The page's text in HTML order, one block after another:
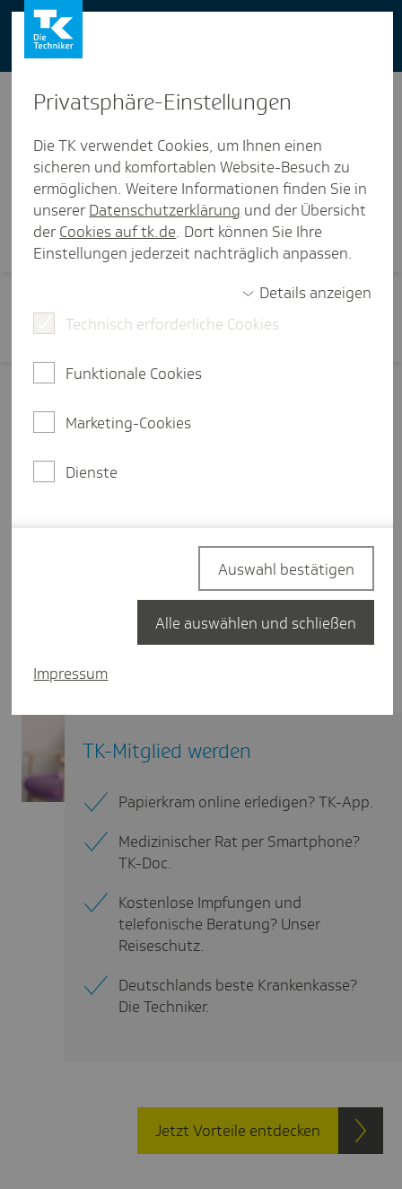
You can also use our website in English -
change to English version
Visi­ten­karte
TK-Mitglied werden
Papierkram online erledigen? TK-App.
Medizinischer Rat per Smartphone?
TK-Doc.
Kostenlose Impfungen und
telefonische Beratung? Unser
Reiseschutz.
Deutschlands beste Krankenkasse?
Die Techniker.
Jetzt Vorteile entdecken
Privat­sphäre-Einstel­lungen
Die TK verwendet Cookies, um Ihnen einen
sicheren und komfortablen Website-Besuch zu
ermöglichen. Weitere Informationen finden Sie in
unserer Datenschutzerklärung und der Übersicht
der Cookies auf tk.de. Dort können Sie Ihre
Einstellungen jederzeit nachträglich anpassen.
Details anzeigen
Technisch erforderliche Cookies
Funktionale Cookies
Marketing-Cookies
Dienste
Impressum
Auswahl bestätigen
Alle auswählen und schließen